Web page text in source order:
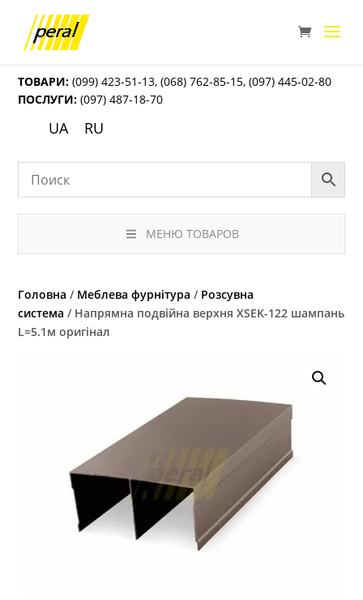
ТОВАРИ: (099) 423-51-13,(068) 762-85-15,(097) 445-02-80
ПОСЛУГИ: (097) 487-18-70
UA RU
МЕНЮ ТОВАРОВ
Головна / Меблева фурнітура / Розсувна
система / Напрямна подвійна верхня ХSEK-122 шампань
L=5.1м оригінал